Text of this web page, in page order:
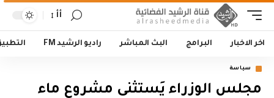
أأ
اخر الاخبار البرامج البث المباشر راديو الرشيد FM
سياسة
مجلس الوزراء يَستثنى مشروع ماء